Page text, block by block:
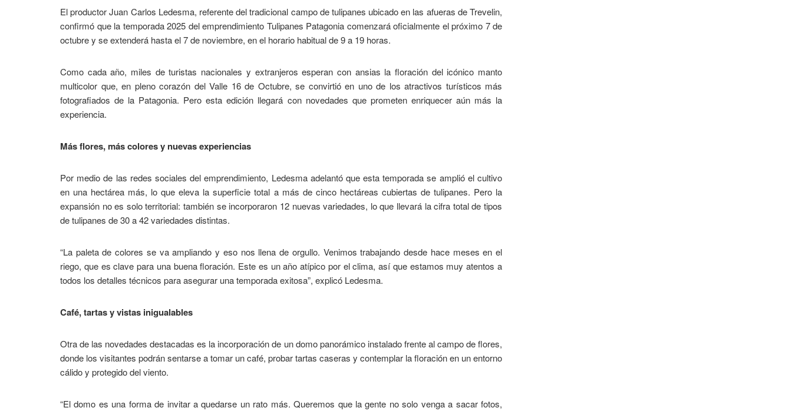
El productor Juan Carlos Ledesma, referente del tradicional campo de tulipanes ubicado en las afueras de Trevelin,
confirmó que la temporada 2025 del emprendimiento Tulipanes Patagonia comenzará oficialmente el próximo 7 de
octubre y se extenderá hasta el 7 de noviembre, en el horario habitual de 9 a 19 horas.
Como cada año, miles de turistas nacionales y extranjeros esperan con ansias la floración del icónico manto
multicolor que, en pleno corazón del Valle 16 de Octubre, se convirtió en uno de los atractivos turísticos más
fotografiados de la Patagonia. Pero esta edición llegará con novedades que prometen enriquecer aún más la
experiencia.
Más flores, más colores y nuevas experiencias
Por medio de las redes sociales del emprendimiento, Ledesma adelantó que esta temporada se amplió el cultivo
en una hectárea más, lo que eleva la superficie total a más de cinco hectáreas cubiertas de tulipanes. Pero la
expansión no es solo territorial: también se incorporaron 12 nuevas variedades, lo que llevará la cifra total de tipos
de tulipanes de 30 a 42 variedades distintas.
“La paleta de colores se va ampliando y eso nos llena de orgullo. Venimos trabajando desde hace meses en el
riego, que es clave para una buena floración. Este es un año atípico por el clima, así que estamos muy atentos a
todos los detalles técnicos para asegurar una temporada exitosa”, explicó Ledesma.
Café, tartas y vistas inigualables
Otra de las novedades destacadas es la incorporación de un domo panorámico instalado frente al campo de flores,
donde los visitantes podrán sentarse a tomar un café, probar tartas caseras y contemplar la floración en un entorno
cálido y protegido del viento.
“El domo es una forma de invitar a quedarse un rato más. Queremos que la gente no solo venga a sacar fotos,